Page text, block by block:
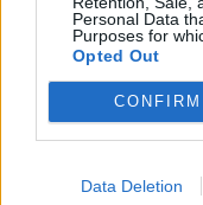
Personal Data
Purposes for
Opted Out
CONFIRM
Data Deletion